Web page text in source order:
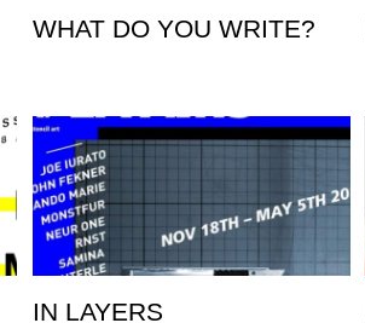
WHAT DO YOU WRITE?
IN LAYERS